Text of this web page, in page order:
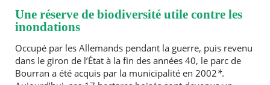
Une réserve de biodiversité utile contre les
inondations
Occupé par les Allemands pendant la guerre, puis revenu
dans le giron de l’État à la fin des années 40, le parc de
Bourran a été acquis par la municipalité en 2002*.